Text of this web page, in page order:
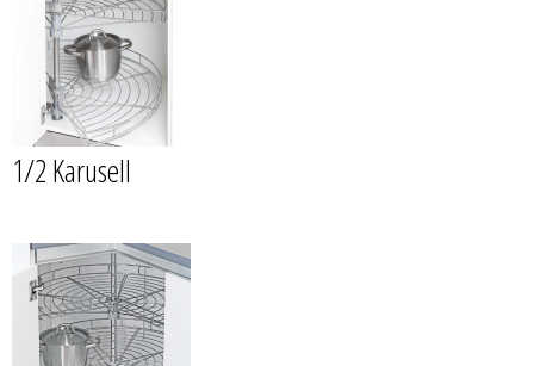
1/2 Karusell